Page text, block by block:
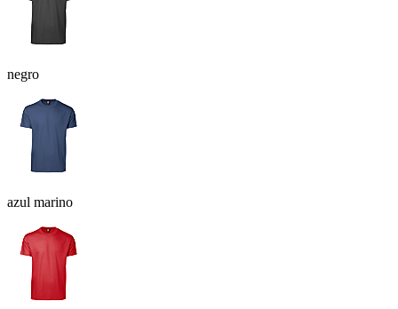
negro
azul marino